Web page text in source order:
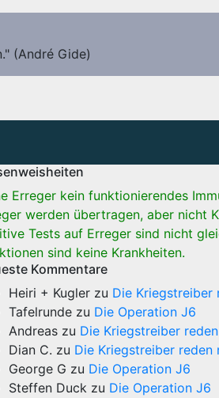
(André Gide)
Erreger kein funktionierendes
werden übertragen, aber nicht
Tests auf Erreger sind nicht
sind keine Krankheiten.
Kommentare
Heiri + Kugler zu Die Kriegstreiber
Tafelrunde zu Die Operation J6
Andreas zu Die Kriegstreiber
Dian C. zu Die Kriegstreiber reden
George G zu Die Operation J6
Steffen Duck zu Die Operation J6